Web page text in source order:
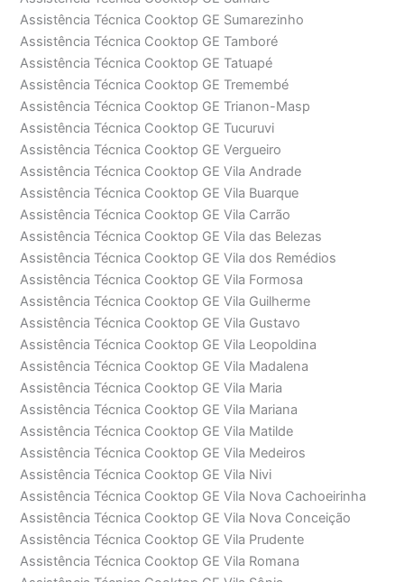
Assistência Técnica Cooktop GE Sumarezinho
Assistência Técnica Cooktop GE Tamboré
Assistência Técnica Cooktop GE Tatuapé
Assistência Técnica Cooktop GE Tremembé
Assistência Técnica Cooktop GE Trianon-Masp
Assistência Técnica Cooktop GE Tucuruvi
Assistência Técnica Cooktop GE Vergueiro
Assistência Técnica Cooktop GE Vila Andrade
Assistência Técnica Cooktop GE Vila Buarque
Assistência Técnica Cooktop GE Vila Carrão
Assistência Técnica Cooktop GE Vila das Belezas
Assistência Técnica Cooktop GE Vila dos Remédios
Assistência Técnica Cooktop GE Vila Formosa
Assistência Técnica Cooktop GE Vila Guilherme
Assistência Técnica Cooktop GE Vila Gustavo
Assistência Técnica Cooktop GE Vila Leopoldina
Assistência Técnica Cooktop GE Vila Madalena
Assistência Técnica Cooktop GE Vila Maria
Assistência Técnica Cooktop GE Vila Mariana
Assistência Técnica Cooktop GE Vila Matilde
Assistência Técnica Cooktop GE Vila Medeiros
Assistência Técnica Cooktop GE Vila Nivi
Assistência Técnica Cooktop GE Vila Nova Cachoeirinha
Assistência Técnica Cooktop GE Vila Nova Conceição
Assistência Técnica Cooktop GE Vila Prudente
Assistência Técnica Cooktop GE Vila Romana